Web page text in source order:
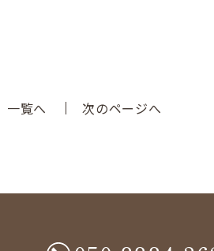
一覧へ 次のページへ